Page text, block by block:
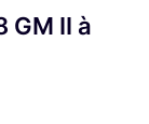
GM II à